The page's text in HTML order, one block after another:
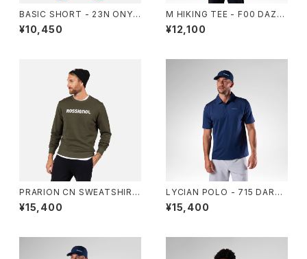
BASIC SHORT - 23N ONYX
GREY
¥10,450
M HIKING TEE - F00 DAZZ
LE BLUE
¥12,100
PRARION CN SWEATSHIRT
- A01 OLIVE SHADOW
¥15,400
LYCIAN POLO - 715 DARK
NAVY
¥15,400